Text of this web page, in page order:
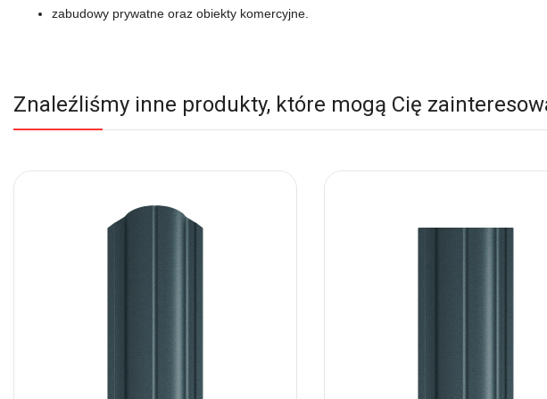
zabudowy prywatne oraz obiekty komercyjne.
Znaleźliśmy inne produkty, które mogą Cię